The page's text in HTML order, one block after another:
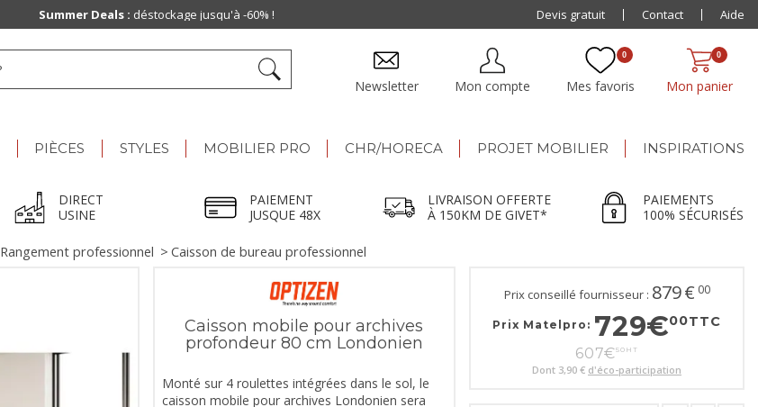
Mon panier
0
Mes favoris
0
Mon compte
Newsletter
PIÈCES STYLES MOBILIER PRO CHR/HORECA PROJET MOBILIER INSPIRATIONS
DIRECT
USINE
PAIEMENT
JUSQUE 48X
LIVRAISON OFFERTE
À 150KM DE GIVET*
PAIEMENTS
100% SÉCURISÉS
Rangement professionnel > Caisson de bureau professionnel
Caisson mobile pour archives
profondeur 80 cm Londonien
Monté sur 4 roulettes intégrées dans le sol, le
caisson mobile pour archives Londonien sera
Prix conseillé fournisseur : 879€ 00
Prix Matelpro: 729€00TTC
607€50 HT
Dont 3,90 € d'éco-participation
Summer Deals : déstockage jusqu'à -60% ! Paiement jusqu'à48x
Devis gratuit Contact Aide